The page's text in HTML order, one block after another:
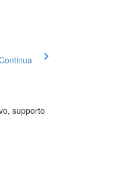
supporto